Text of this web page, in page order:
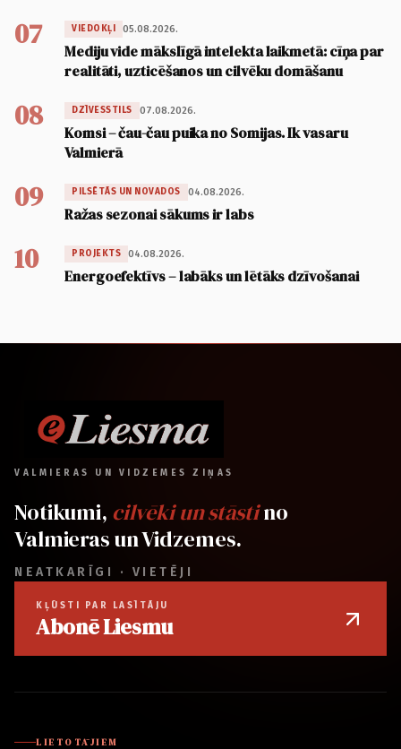
07 VIEDOKĻI 05.08.2026.
Mediju vide mākslīgā intelekta laikmetā: cīņa par
realitāti, uzticēšanos un cilvēku domāšanu
08 DZĪVESSTILS 07.08.2026.
Komsi – čau-čau puika no Somijas. Ik vasaru
Valmierā
09 PILSĒTĀS UN NOVADOS 04.08.2026.
Ražas sezonai sākums ir labs
10 PROJEKTS 04.08.2026.
Energoefektīvs – labāks un lētāks dzīvošanai
VALMIERAS UN VIDZEMES ZIŅAS
Notikumi, cilvēki un stāstino
Valmieras un Vidzemes.
NEATKARĪGI · VIETĒJI
KĻŪSTI PAR LASĪTĀJU
Abonē Liesmu
LIETOTĀJIEM